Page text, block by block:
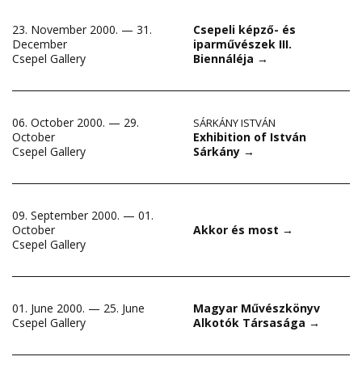
23. November 2000. — 31.
December
Csepel Gallery
Csepeli képző- és
iparművészek III.
Biennáléja →
06. October 2000. — 29.
October
Csepel Gallery
SÁRKÁNY ISTVÁN
Exhibition of István
Sárkány →
09. September 2000. — 01.
October
Csepel Gallery
Akkor és most →
01. June 2000. — 25. June
Csepel Gallery
Magyar Művészkönyv
Alkotók Társasága →